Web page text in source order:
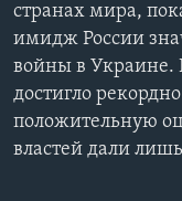
странах мира,
имидж России
войны в Украине.
достигло
положительную
властей дали